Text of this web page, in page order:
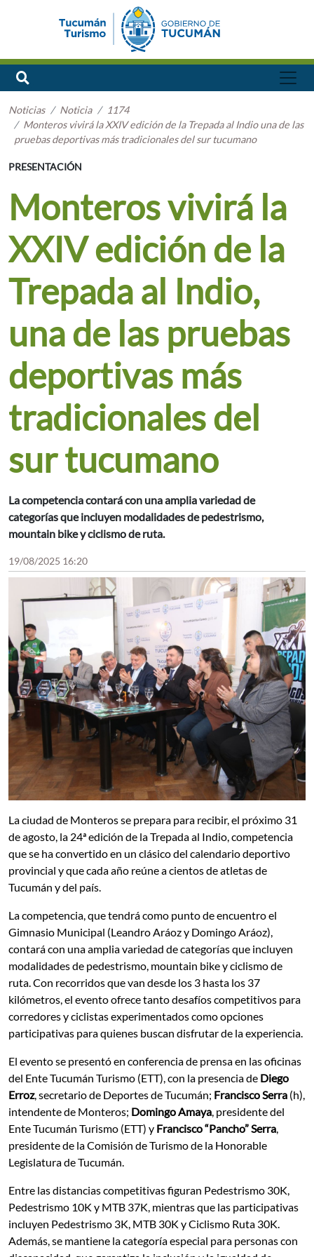
Noticias Noticia
1174
Monteros vivirá la XXIV edición de la Trepada al Indio una de las
pruebas deportivas más tradicionales del sur tucumano
PRESENTACIÓN
Monteros vivirá la
XXIV edición de la
Trepada al Indio,
una de las pruebas
deportivas más
tradicionales del
sur tucumano
La competencia contará con una amplia variedad de
categorías que incluyen modalidades de pedestrismo,
mountain bike y ciclismo de ruta.
19/08/2025 16:20
La ciudad de Monteros se prepara para recibir, el próximo 31
de agosto, la 24ª edición de la Trepada al Indio, competencia
que se ha convertido en un clásico del calendario deportivo
provincial y que cada año reúne a cientos de atletas de
Tucumán y del país.
La competencia, que tendrá como punto de encuentro el
Gimnasio Municipal (Leandro Aráoz y Domingo Aráoz),
contará con una amplia variedad de categorías que incluyen
modalidades de pedestrismo, mountain bike y ciclismo de
ruta. Con recorridos que van desde los 3 hasta los 37
kilómetros, el evento ofrece tanto desafíos competitivos para
corredores y ciclistas experimentados como opciones
participativas para quienes buscan disfrutar de la experiencia.
El evento se presentó en conferencia de prensa en las oficinas
del Ente Tucumán Turismo (ETT), con la presencia de Diego
Erroz, secretario de Deportes de Tucumán; Francisco Serra (h),
intendente de Monteros; Domingo Amaya, presidente del
Ente Tucumán Turismo (ETT) y Francisco “Pancho” Serra,
presidente de la Comisión de Turismo de la Honorable
Legislatura de Tucumán.
Entre las distancias competitivas figuran Pedestrismo 30K,
Pedestrismo 10K y MTB 37K, mientras que las participativas
incluyen Pedestrismo 3K, MTB 30K y Ciclismo Ruta 30K.
Además, se mantiene la categoría especial para personas con